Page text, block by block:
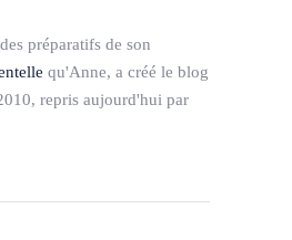
préparatifs de son
qu'Anne, a créé le blog
repris aujourd'hui par